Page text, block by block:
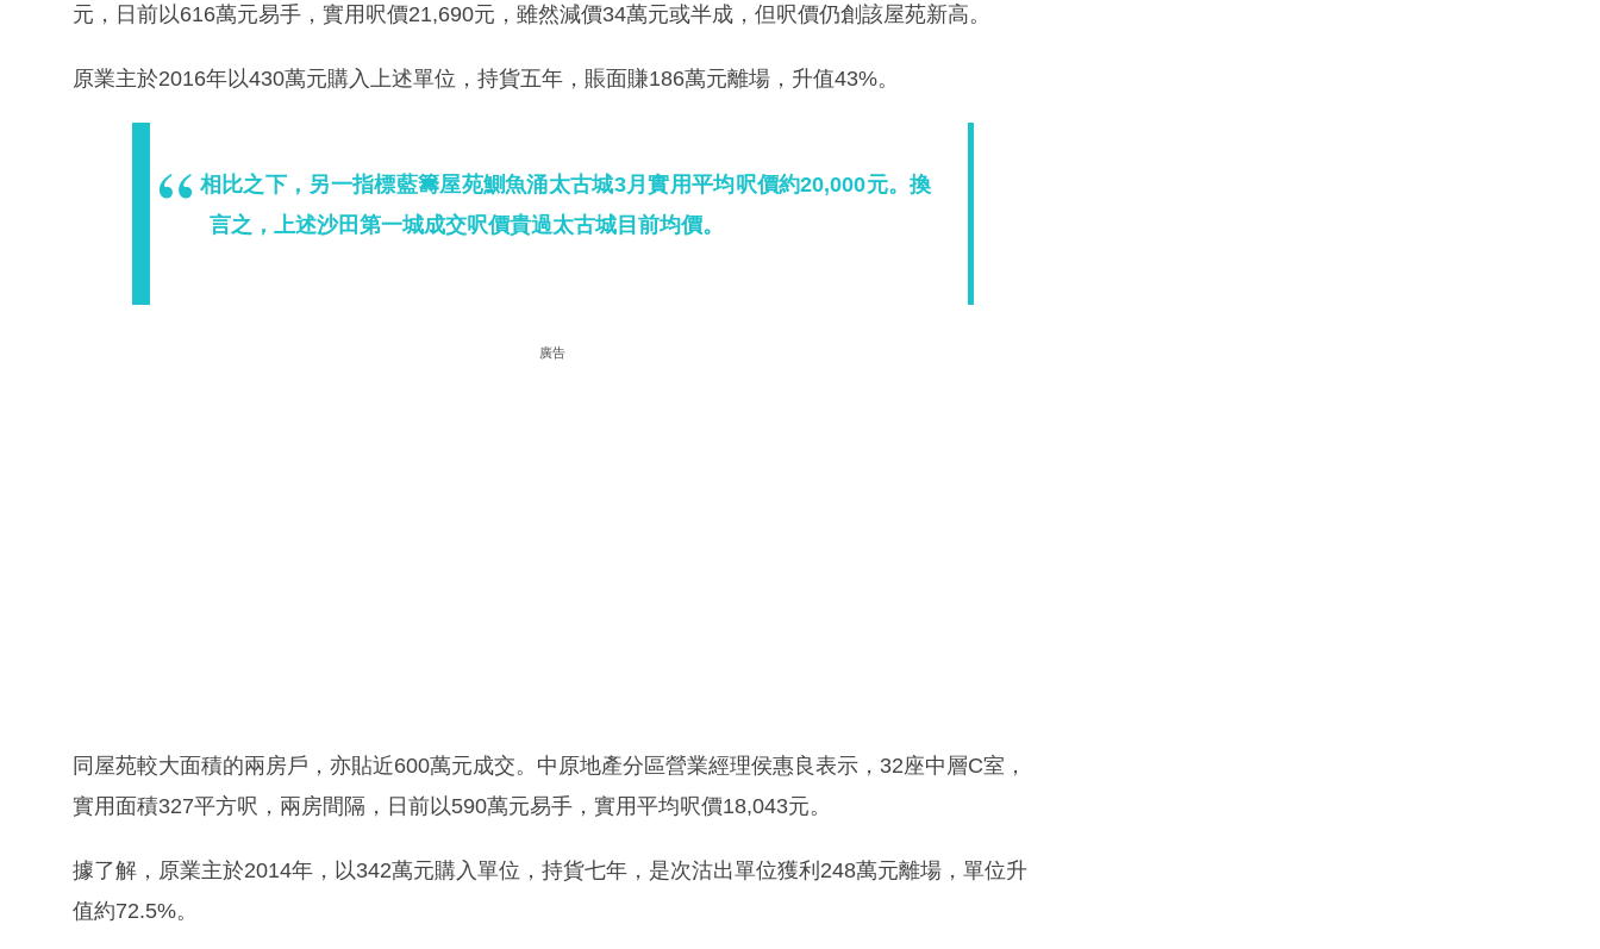
元，日前以616萬元易手，實用呎價21,690元，雖然減價34萬元或半成，但呎價仍創該屋苑新高。
原業主於2016年以430萬元購入上述單位，持貨五年，賬面賺186萬元離場，升值43%。
相比之下，另一指標藍籌屋苑鰂魚涌太古城3月實用平均呎價約20,000元。換
言之，上述沙田第一城成交呎價貴過太古城目前均價。
廣告
同屋苑較大面積的兩房戶，亦貼近600萬元成交。中原地產分區營業經理侯惠良表示，32座中層C室，
實用面積327平方呎，兩房間隔，日前以590萬元易手，實用平均呎價18,043元。
據了解，原業主於2014年，以342萬元購入單位，持貨七年，是次沽出單位獲利248萬元離場，單位升
值約72.5%。